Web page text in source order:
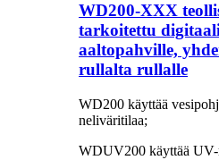
WD200-XXX
tarkoitettu
aaltopahville,
rullalta rullalle
WD200 käyttää
neliväritilaa;
WDUV200 käyttää UV-